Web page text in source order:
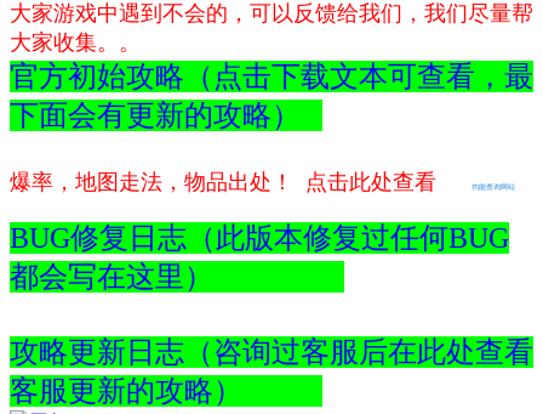
大家游戏中遇到不会的，可以反馈给我们，我们尽量帮
大家收集。。
官方初始攻略（点击下载文本可查看，最
下面会有更新的攻略）
爆率，地图走法，物品出处！ 点击此处查看 功能查询网站
BUG修复日志（此版本修复过任何BUG
都会写在这里）
攻略更新日志（咨询过客服后在此处查看
客服更新的攻略）